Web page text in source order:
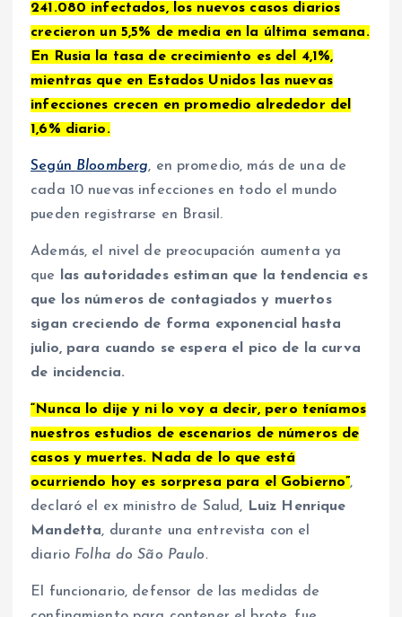
241.080 infectados, los nuevos casos diarios
crecieron un 5,5% de media en la última semana.
En Rusia la tasa de crecimiento es del 4,1%,
mientras que en Estados Unidos las nuevas
infecciones crecen en promedio alrededor del
1,6% diario.
Según Bloomberg, en promedio, más de una de
cada 10 nuevas infecciones en todo el mundo
pueden registrarse en Brasil.
Además, el nivel de preocupación aumenta ya
que las autoridades estiman que la tendencia es
que los números de contagiados y muertos
sigan creciendo de forma exponencial hasta
julio, para cuando se espera el pico de la curva
de incidencia.
“Nunca lo dije y ni lo voy a decir, pero teníamos
nuestros estudios de escenarios de números de
casos y muertes. Nada de lo que está
ocurriendo hoy es sorpresa para el Gobierno”,
declaró el ex ministro de Salud, Luiz Henrique
Mandetta, durante una entrevista con el
diarioFolha do São Paulo.
El funcionario, defensor de las medidas de